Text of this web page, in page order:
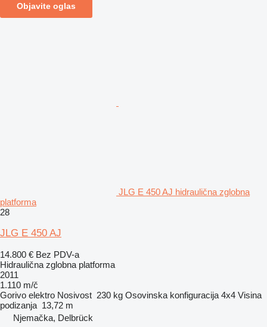
Objavite oglas
JLG E 450 AJ hidraulična zglobna
platforma
28
JLG E 450 AJ
14.800 € Bez PDV-a
Hidraulična zglobna platforma
2011
1.110 m/č
Gorivo elektro Nosivost 230 kg Osovinska konfiguracija 4x4 Visina
podizanja 13,72 m
Njemačka, Delbrück